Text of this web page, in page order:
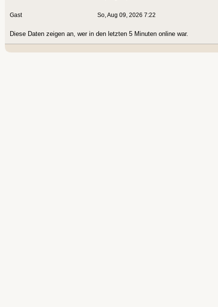
Gast So, Aug 09, 2026 7:22
Diese Daten zeigen an, wer in den letzten 5 Minuten online war.